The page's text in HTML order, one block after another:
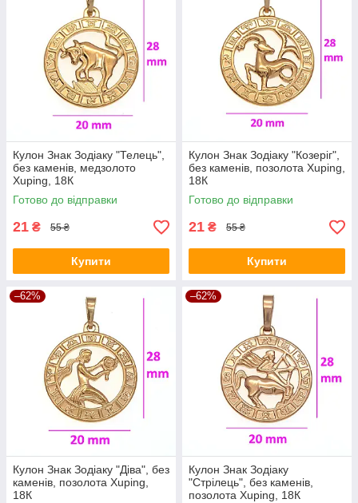
Кулон Знак Зодіаку "Телець",
без каменів, медзолото
Xuping, 18К
Готово до відправки
21 ₴ 55 ₴
Купити
Кулон Знак Зодіаку "Козеріг",
без каменів, позолота Xuping,
18К
Готово до відправки
21 ₴ 55 ₴
Купити
–62%
Кулон Знак Зодіаку "Діва", без
каменів, позолота Xuping,
18К
–62%
Кулон Знак Зодіаку
"Стрілець", без каменів,
позолота Xuping, 18К